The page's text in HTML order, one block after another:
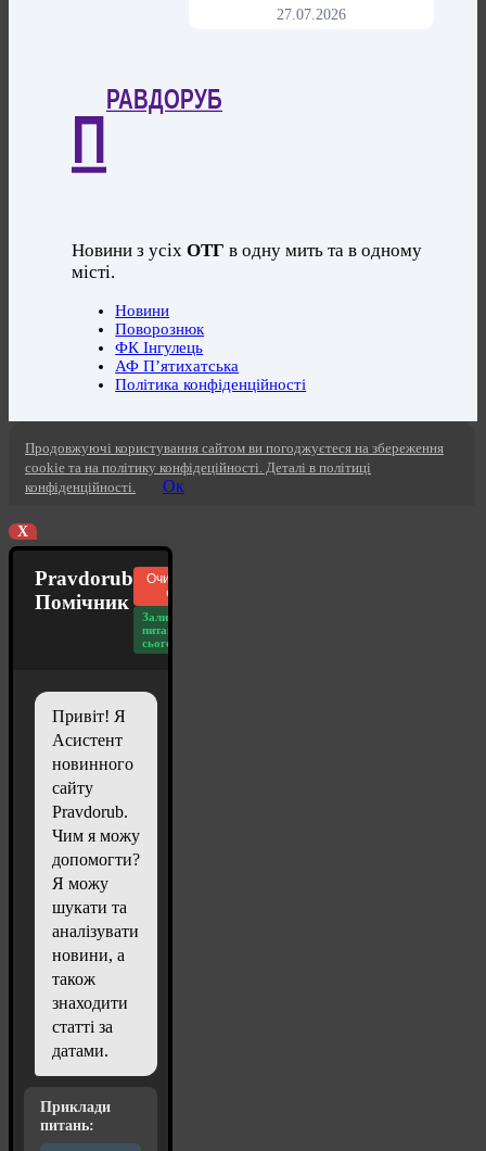
27.07.2026
П
РАВДОРУБ
Новини з усіхОТГ в одну мить та в одному
місті.
Новини
Поворознюк
ФК Інгулець
АФ П’ятихатська
Політика конфіденційності
Продовжуючі користування сайтом ви погоджуєтеся на збереження
cookie та на політику конфідеційності. Деталі в політиці
конфіденційності.
Ок
X
Pravdorub
Помічник
Очистити
чат
Залишилось
питань
сьогодні: 20
Привіт! Я
Асистент
новинного
сайту
Pravdorub.
Чим я можу
допомогти?
Я можу
шукати та
аналізувати
новини, а
також
знаходити
статті за
датами.
Приклади
питань: